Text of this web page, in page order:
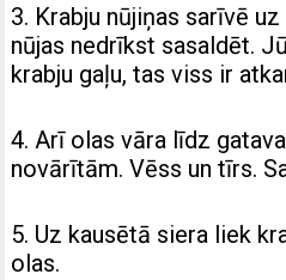
3. Krabju nūjiņas sarīvē
nūjas nedrīkst sasaldēt.
krabju gaļu, tas viss ir
4. Arī olas vāra līdz
novārītām. Vēss un tīrs.
5. Uz kausētā siera liek
olas.